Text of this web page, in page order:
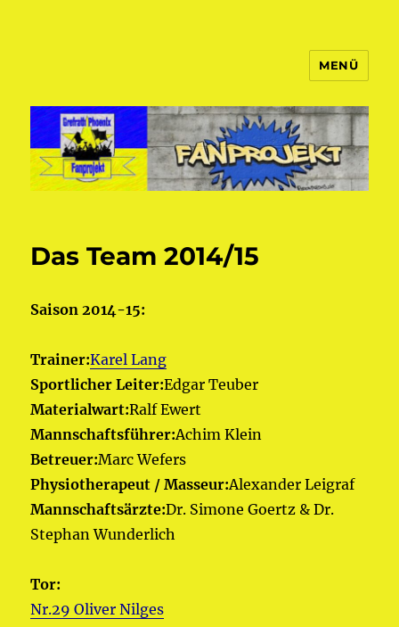
MENÜ
Das Team 2014/15
Saison 2014-15:
Trainer:Karel Lang
Sportlicher Leiter:Edgar Teuber
Materialwart:Ralf Ewert
Mannschaftsführer:Achim Klein
Betreuer:Marc Wefers
Physiotherapeut / Masseur:Alexander Leigraf
Mannschaftsärzte:Dr. Simone Goertz & Dr.
Stephan Wunderlich
Tor:
Nr.29 Oliver Nilges